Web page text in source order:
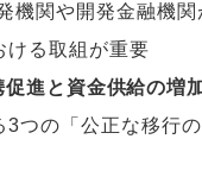
機関や開発金融機
ける取組が重要
促進と資金供給の
の「公正な移行